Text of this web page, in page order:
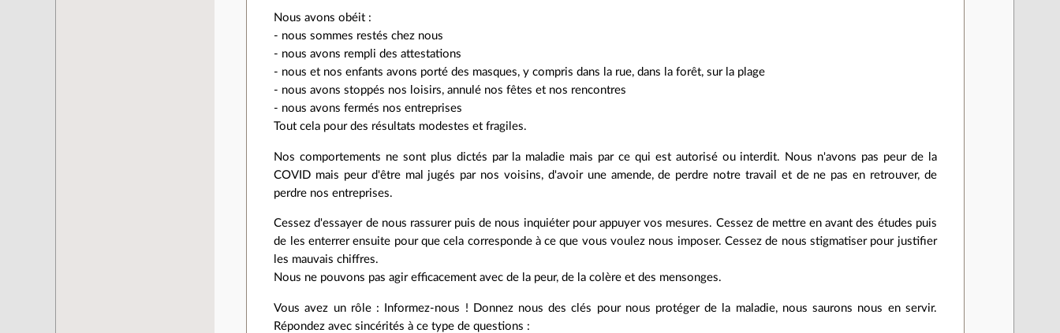
Nous avons obéit :
- nous sommes restés chez nous
- nous avons rempli des attestations
- nous et nos enfants avons porté des masques, y compris dans la rue, dans la forêt, sur la plage
- nous avons stoppés nos loisirs, annulé nos fêtes et nos rencontres
- nous avons fermés nos entreprises
Tout cela pour des résultats modestes et fragiles.
Nos comportements ne sont plus dictés par la maladie mais par ce qui est autorisé ou interdit. Nous n'avons pas peur de la
COVID mais peur d'être mal jugés par nos voisins, d'avoir une amende, de perdre notre travail et de ne pas en retrouver, de
perdre nos entreprises.
Cessez d'essayer de nous rassurer puis de nous inquiéter pour appuyer vos mesures. Cessez de mettre en avant des études puis
de les enterrer ensuite pour que cela corresponde à ce que vous voulez nous imposer. Cessez de nous stigmatiser pour justifier
les mauvais chiffres.
Nous ne pouvons pas agir efficacement avec de la peur, de la colère et des mensonges.
Vous avez un rôle : Informez-nous ! Donnez nous des clés pour nous protéger de la maladie, nous saurons nous en servir.
Répondez avec sincérités à ce type de questions :